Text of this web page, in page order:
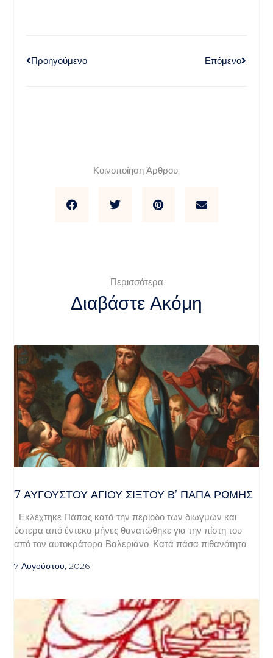
Προηγούμενο Επόμενο
Κοινοποίηση Άρθρου:
Περισσότερα
Διαβάστε Ακόμη
7 ΑΥΓΟΥΣΤΟΥ ΑΓΙΟΥ ΣΙΞΤΟΥ Β’ ΠΑΠΑ ΡΩΜΗΣ
Εκλέχτηκε Πάπας κατά την περίοδο των διωγμών και
ύστερα από έντεκα μήνες θανατώθηκε για την πίστη του
από τον αυτοκράτορα Βαλεριάνο. Κατά πάσα πιθανότητα
7 Αυγούστου, 2026